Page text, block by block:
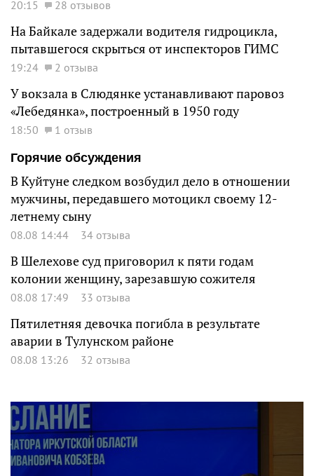
20:15 28 отзывов
На Байкале задержали водителя гидроцикла,
пытавшегося скрыться от инспекторов ГИМС
19:24 2 отзыва
У вокзала в Слюдянке устанавливают паровоз
«Лебедянка», построенный в 1950 году
18:50
1 отзыв
Горячие обсуждения
В Куйтуне следком возбудил дело в отношении
мужчины, передавшего мотоцикл своему 12-
летнему сыну
08.08 14:44 34 отзыва
В Шелехове суд приговорил к пяти годам
колонии женщину, зарезавшую сожителя
08.08 17:49 33 отзыва
Пятилетняя девочка погибла в результате
аварии в Тулунском районе
08.08 13:26 32 отзыва